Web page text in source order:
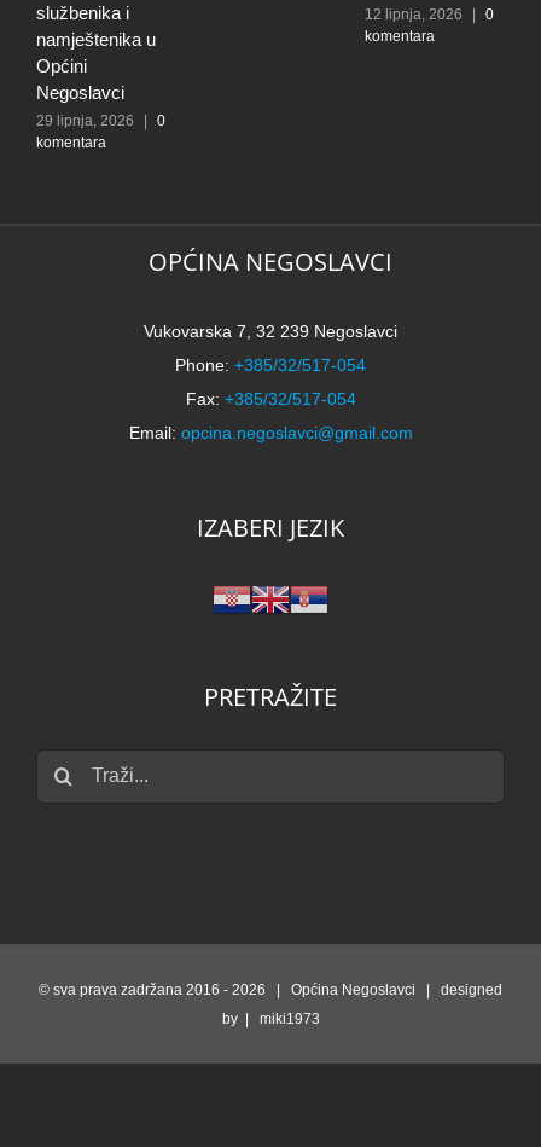
službenika i
namještenika u
Općini
Negoslavci
29 lipnja, 2026 |
0
komentara
12 lipnja, 2026 |
0
komentara
OPĆINA NEGOSLAVCI
Vukovarska 7, 32 239 Negoslavci
Phone: +385/32/517-054
Fax: +385/32/517-054
Email: opcina.negoslavci@gmail.com
IZABERI JEZIK
PRETRAŽITE
Traži...
© sva prava zadržana 2016 - 2026 | Općina Negoslavci | designed
by | miki1973